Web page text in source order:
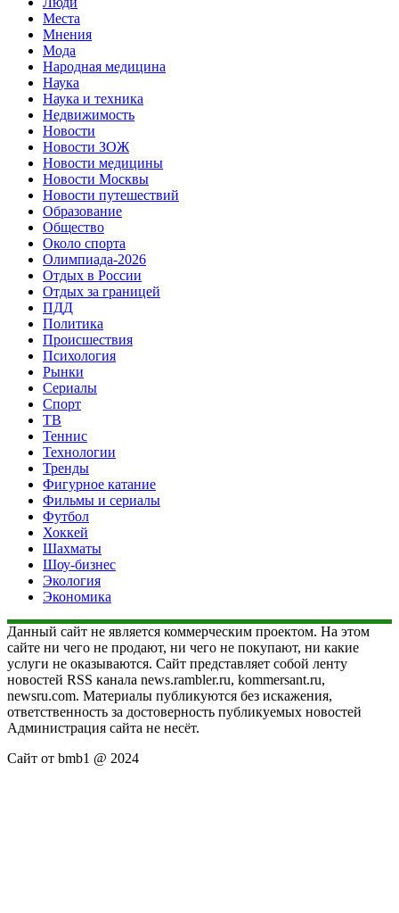
Места
Мнения
Мода
Народная медицина
Наука
Наука и техника
Недвижимость
Новости
Новости ЗОЖ
Новости медицины
Новости Москвы
Новости путешествий
Образование
Общество
Около спорта
Олимпиада-2026
Отдых в России
Отдых за границей
ПДД
Политика
Происшествия
Психология
Рынки
Сериалы
Спорт
ТВ
Теннис
Технологии
Тренды
Фигурное катание
Фильмы и сериалы
Футбол
Хоккей
Шахматы
Шоу-бизнес
Экология
Экономика
Данный сайт не является коммерческим проектом. На этом
сайте ни чего не продают, ни чего не покупают, ни какие
услуги не оказываются. Сайт представляет собой ленту
новостей RSS канала news.rambler.ru, kommersant.ru,
newsru.com. Материалы публикуются без искажения,
ответственность за достоверность публикуемых новостей
Администрация сайта не несёт.
Сайт от bmb1 @ 2024